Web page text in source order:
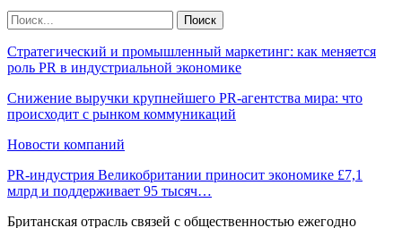
Стратегический и промышленный маркетинг: как меняется
роль PR в индустриальной экономике
Снижение выручки крупнейшего PR-агентства мира: что
происходит с рынком коммуникаций
Новости компаний
PR-индустрия Великобритании приносит экономике £7,1
млрд и поддерживает 95 тысяч…
Британская отрасль связей с общественностью ежегодно